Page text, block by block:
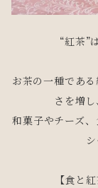
“紅茶”
お茶の一種であ
さを増
和菓子やチーズ
【食と